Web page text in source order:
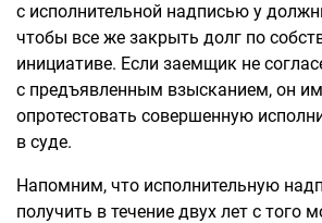
с исполнительной надписью у
чтобы все же закрыть долг по
инициативе. Если заемщик не
с предъявленным взысканием, он
опротестовать совершенную
в суде.
Напомним, что исполнительную
получить в течение двух лет с того